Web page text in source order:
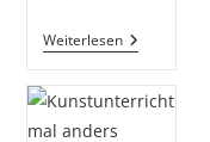
WeiterlesenSchüler
Und
Der